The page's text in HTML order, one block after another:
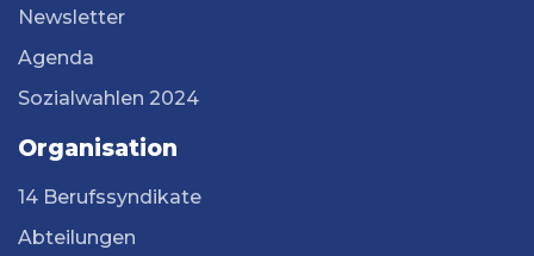
Newsletter
Agenda
Sozialwahlen 2024
Organisation
14 Berufssyndikate
Abteilungen